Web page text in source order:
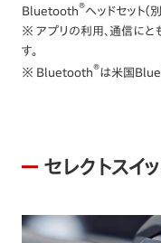
Bluetooth®ヘッドセット（
※ アプリの利用、通信にと
す。
※ Bluetooth®は米国
セレクトスイ